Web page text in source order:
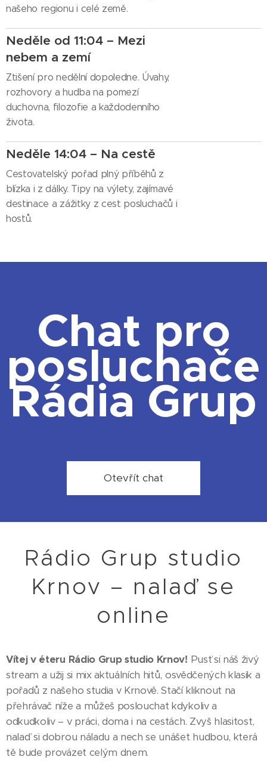
našeho regionu i celé země.
Neděle od 11:04 – Mezi
nebem a zemí
Ztišení pro nedělní dopoledne. Úvahy,
rozhovory a hudba na pomezí
duchovna, filozofie a každodenního
života.
Neděle 14:04 – Na cestě
Cestovatelský pořad plný příběhů z
blízka i z dálky. Tipy na výlety, zajímavé
destinace a zážitky z cest posluchačů i
hostů.
Chat pro
posluchače
Rádia Grup
Otevřít chat
Rádio Grup studio
Krnov – nalaď se
online
Vítej v éteru Rádio Grup studio Krnov! Pusť si náš živý
stream a užij si mix aktuálních hitů, osvědčených klasik a
pořadů z našeho studia v Krnově. Stačí kliknout na
přehrávač níže a můžeš poslouchat kdykoliv a
odkudkoliv – v práci, doma i na cestách. Zvyš hlasitost,
nalaď si dobrou náladu a nech se unášet hudbou, která
tě bude provázet celým dnem.